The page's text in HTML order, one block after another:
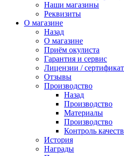
Наши магазины
Реквизиты
О магазине
Назад
О магазине
Приём окулиста
Гарантия и сервис
Лицензии /
Отзывы
Производство
Назад
Производство
Материалы
Производство
Контроль
История
Награды